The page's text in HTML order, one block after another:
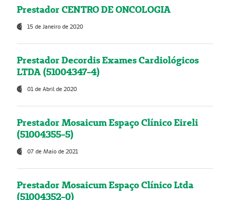
Prestador CENTRO DE ONCOLOGIA
15 de Janeiro de 2020
Prestador Decordis Exames Cardiológicos
LTDA (51004347-4)
01 de Abril de 2020
Prestador Mosaicum Espaço Clínico Eireli
(51004355-5)
07 de Maio de 2021
Prestador Mosaicum Espaço Clínico Ltda
(51004352-0)